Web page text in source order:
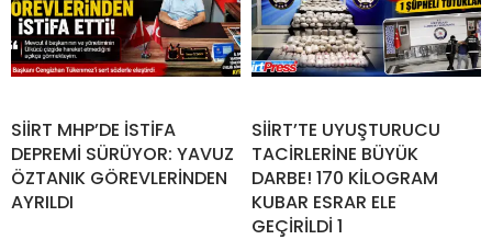
SİİRT MHP’DE İSTİFA
DEPREMİ SÜRÜYOR: YAVUZ
ÖZTANIK GÖREVLERİNDEN
AYRILDI
SİİRT’TE UYUŞTURUCU
TACİRLERİNE BÜYÜK
DARBE! 170 KİLOGRAM
KUBAR ESRAR ELE
GEÇİRİLDİ 1